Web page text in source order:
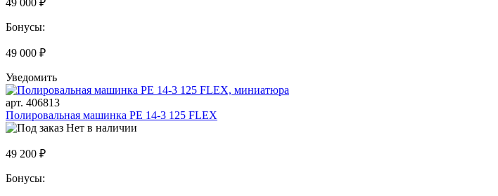
Бонусы:
49 000 ₽
Уведомить
арт. 406813
Полировальная машинка PE 14-3 125 FLEX
Нет в наличии
49 200 ₽
Бонусы: